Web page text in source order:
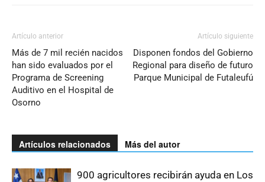
Artículo anterior
Más de 7 mil recién nacidos
han sido evaluados por el
Programa de Screening
Auditivo en el Hospital de
Osorno
Artículo siguiente
Disponen fondos del Gobierno
Regional para diseño de futuro
Parque Municipal de Futaleufú
Artículos relacionados Más del autor
900 agricultores recibirán ayuda en Los